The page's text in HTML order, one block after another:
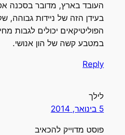
העובד בארץ, מדובר בסכנה
בעידן הזה של ניידות גבוהה,
הפוליטיקאים יכולים לגבות
במטבע קשה של הון אנושי.
Reply
לילך
פוסט מדוייק להכאיב